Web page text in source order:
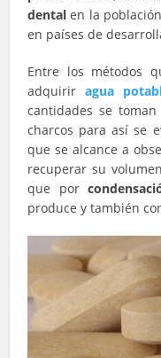
dental en la
en países de
Entre los métodos
adquiriragua
cantidades se
charcos para así se
que se alcance a
recuperar su
que por
produce y también